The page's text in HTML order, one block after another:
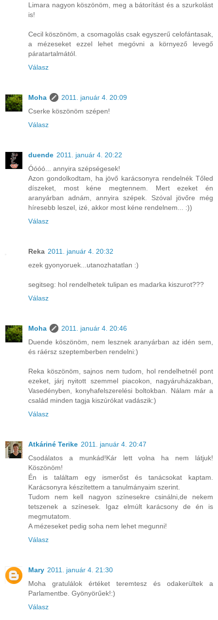
Limara nagyon köszönöm, meg a bátorítást és a szurkolást
is!
Cecil köszönöm, a csomagolás csak egyszerű celofántasak,
a mézeseket ezzel lehet megóvni a környező levegő
páratartalmától.
Válasz
Moha
2011. január 4. 20:09
Cserke köszönöm szépen!
Válasz
duende 2011. január 4. 20:22
Óóóó... annyira szépségesek!
Azon gondolkodtam, ha jövő karácsonyra rendelnék Tőled
díszeket, most kéne megtennem. Mert ezeket én
aranyárban adnám, annyira szépek. Szóval jövőre még
híresebb leszel, izé, akkor most kéne rendelnem... :))
Válasz
Reka 2011. január 4. 20:32
ezek gyonyoruek...utanozhatatlan :)
segitseg: hol rendelhetek tulipan es madarka kiszurot???
Válasz
Moha
2011. január 4. 20:46
Duende köszönöm, nem lesznek aranyárban az idén sem,
és ráérsz szeptemberben rendelni:)
Reka köszönöm, sajnos nem tudom, hol rendelhetnél pont
ezeket, járj nyitott szemmel piacokon, nagyáruházakban,
Vasedényben, konyhafelszerelési boltokban. Nálam már a
család minden tagja kiszúrókat vadászik:)
Válasz
Atkáriné Terike 2011. január 4. 20:47
Csodálatos a munkád!Kár lett volna ha nem látjuk!
Köszönöm!
Én is találtam egy ismerőst és tanácsokat kaptam.
Karácsonyra készítettem a tanulmányaim szerint.
Tudom nem kell nagyon színesekre csinálni,de nekem
tetszenek a színesek. Igaz elmúlt karácsony de én is
megmutatom.
A mézeseket pedig soha nem lehet megunni!
Válasz
Mary 2011. január 4. 21:30
Moha gratulálok értéket teremtesz és odakerültek a
Parlamentbe. Gyönyörűek!:)
Válasz